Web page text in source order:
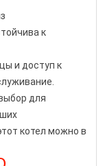
к
и доступ к
для
котел можно в